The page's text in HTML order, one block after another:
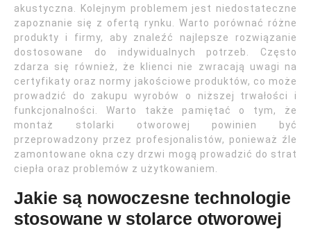
akustyczna. Kolejnym problemem jest niedostateczne
zapoznanie się z ofertą rynku. Warto porównać różne
produkty i firmy, aby znaleźć najlepsze rozwiązanie
dostosowane do indywidualnych potrzeb. Często
zdarza się również, że klienci nie zwracają uwagi na
certyfikaty oraz normy jakościowe produktów, co może
prowadzić do zakupu wyrobów o niższej trwałości i
funkcjonalności. Warto także pamiętać o tym, że
montaż stolarki otworowej powinien być
przeprowadzony przez profesjonalistów, ponieważ źle
zamontowane okna czy drzwi mogą prowadzić do strat
ciepła oraz problemów z użytkowaniem.
Jakie są nowoczesne technologie
stosowane w stolarce otworowej